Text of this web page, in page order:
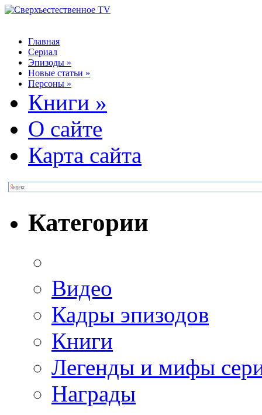
Главная
Сериал
Эпизоды »
Новые статьи »
Персоны »
Книги »
О сайте
Карта сайта
Категории
Видео
Кадры эпизодов
Книги
Легенды и мифы
Награды